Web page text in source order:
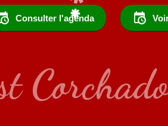
Consulter l'agenda